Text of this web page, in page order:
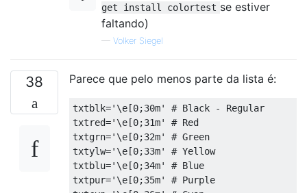
get install colortest se estiver
faltando)
— Volker Siegel
38 Parece que pelo menos parte da lista é:
txtblk='\e[0;30m'
# Black - Regular
txtred='\e[0;31m'
# Red
txtgrn='\e[0;32m'
# Green
txtylw='\e[0;33m'
# Yellow
txtblu='\e[0;34m'
# Blue
txtpur='\e[0;35m'
# Purple